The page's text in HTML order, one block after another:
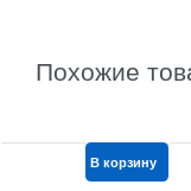
Похожие
В корзину